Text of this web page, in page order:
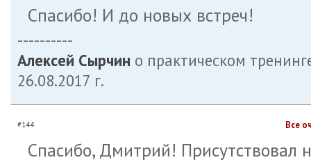
Спасибо! И до новых встреч!
----------
Алексей Сырчин о практическом
26.08.2017 г.
#144 Все
Спасибо, Дмитрий! Присутствовал